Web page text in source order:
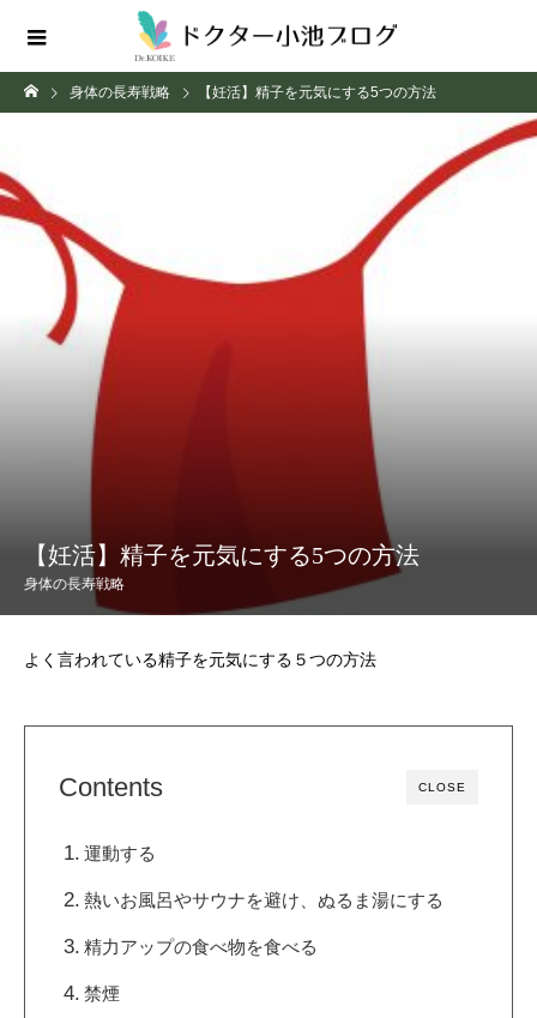
身体の長寿戦略 【妊活】精子を元気にする5つの方法
【妊活】精子を元気にする5つの方法
身体の長寿戦略
よく言われている精子を元気にする５つの方法
CLOSE
Contents
運動する
熱いお風呂やサウナを避け、ぬるま湯にする
精力アップの食べ物を食べる
禁煙